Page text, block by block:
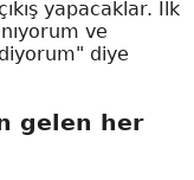
yapacaklar. İlk
ve
diye
gelen her